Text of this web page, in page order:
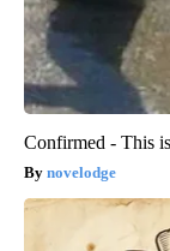
Confirmed - This
novelodge